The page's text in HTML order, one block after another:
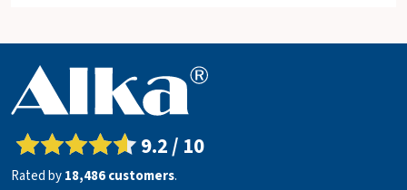
9.2 / 10
Rated by18,486 customers.